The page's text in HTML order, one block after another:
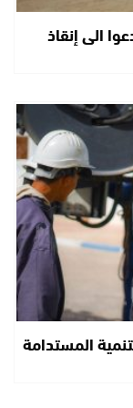
الى إنقاذ
المستدامة